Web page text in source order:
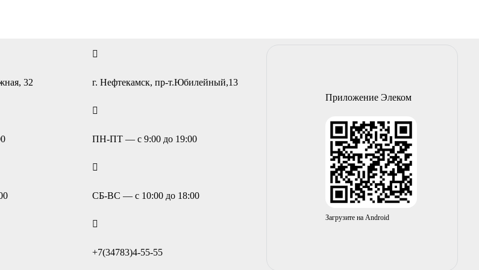
32 г. Нефтекамск, пр-т.Юбилейный,13
ПН-ПТ — с 9:00 до 19:00
СБ-ВС — с 10:00 до 18:00
+7(34783)4-55-55
Приложение Элеком
Загрузите на Android